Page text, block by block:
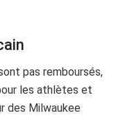
pas remboursés,
les athlètes et
des Milwaukee